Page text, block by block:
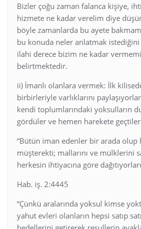
Bizler çoğu zaman falanca kişiye,
hizmete ne kadar verelim diye
böyle zamanlarda bu ayete
bu konuda neler anlatmak istediğini
ilahi derece bizim ne kadar
belirtmektedir.
ii) İmanlı olanlara vermek: İlk
birbirleriyle varlıklarını
kendi toplumlarındaki yoksulların
gördüler ve hemen harekete
“Bütün iman edenler bir arada olup
müşterekti; mallarını ve mülklerini
herkesin ihtiyacına göre
Hab. iş. 2:4445
“Çünkü aralarında yoksul kimse
yahut evleri olanların hepsi satıp